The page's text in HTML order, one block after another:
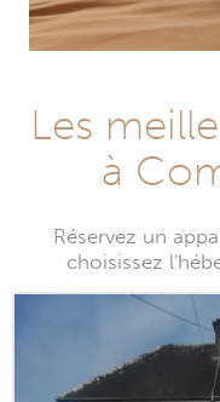
Les
à
Réservez un
choisissez